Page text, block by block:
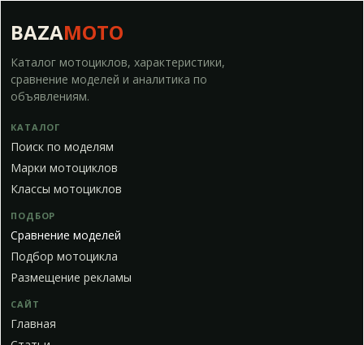
BAZAMOTO
Каталог мотоциклов, характеристики,
сравнение моделей и аналитика по
объявлениям.
КАТАЛОГ
Поиск по моделям
Марки мотоциклов
Классы мотоциклов
ПОДБОР
Сравнение моделей
Подбор мотоцикла
Размещение рекламы
САЙТ
Главная